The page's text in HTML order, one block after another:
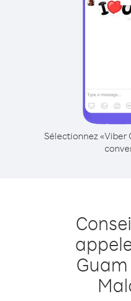
Sélectionnez «Viber